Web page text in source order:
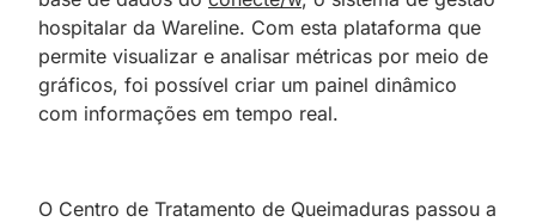
hospitalar da Wareline. Com esta plataforma que
permite visualizar e analisar métricas por meio de
gráficos, foi possível criar um painel dinâmico
com informações em tempo real.
O Centro de Tratamento de Queimaduras passou a